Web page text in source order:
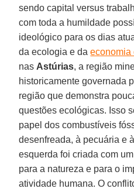
sendo capital versus
com toda a humildade
ideológico para os dias
da ecologia e daeconomia
nas Astúrias, a região
historicamente governada
região que demonstra
questões ecológicas. Isso
papel dos combustíveis
desenfreada, à pecuária e
esquerda foi criada com
para a natureza e para o
atividade humana. O